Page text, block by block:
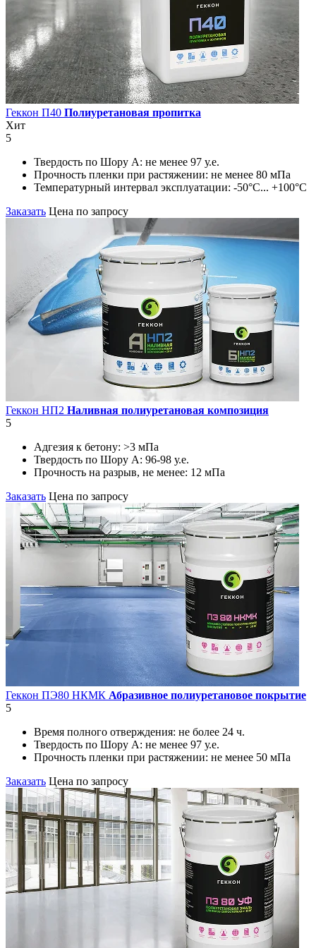
Геккон П40 Полиуретановая пропитка
Хит
5
Твердость по Шору А: не менее 97 у.е.
Прочность пленки при растяжении: не менее 80 мПа
Температурный интервал эксплуатации: -50°С... +100°С
Заказать Цена по запросу
Геккон НП2 Наливная полиуретановая композиция
5
Адгезия к бетону: >3 мПа
Твердость по Шору А: 96-98 у.е.
Прочность на разрыв, не менее: 12 мПа
Заказать Цена по запросу
Геккон ПЭ80 НКМК Абразивное полиуретановое покрытие
5
Время полного отверждения: не более 24 ч.
Твердость по Шору А: не менее 97 у.е.
Прочность пленки при растяжении: не менее 50 мПа
Заказать Цена по запросу